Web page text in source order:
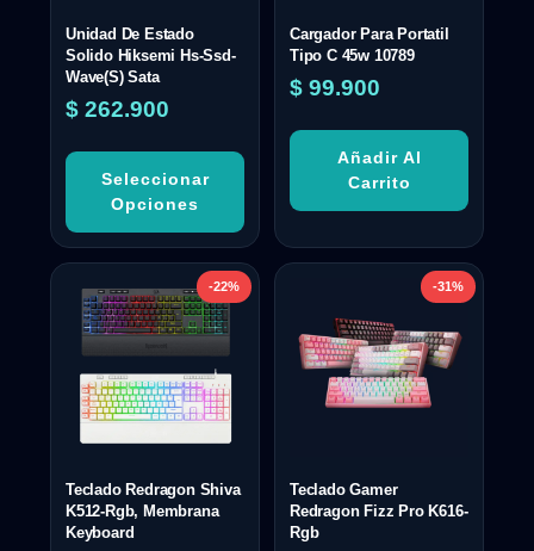
Unidad De Estado
Solido Hiksemi Hs-Ssd-
Wave(S) Sata
$ 262.900
Seleccionar
Opciones
Cargador Para Portatil
Tipo C 45w 10789
$ 99.900
Añadir Al
Carrito
-22%
Teclado Redragon Shiva
K512-Rgb, Membrana
Keyboard
-31%
Teclado Gamer
Redragon Fizz Pro K616-
Rgb